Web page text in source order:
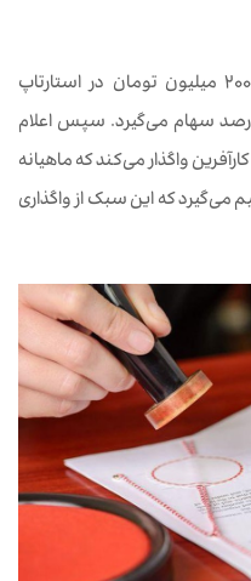
حدود 200 میلیون تومان در استارتاپ
می‌کند و در ازای آن 20 درصد سهام می‌گیرد. سپس اعلام
به کارآفرین واگذار می‌کند که ماهیانه
می‌گیرد که این سبک از واگذاری